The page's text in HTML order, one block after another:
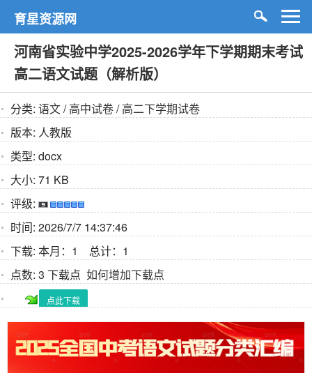
育星资源网
河南省实验中学2025-2026学年下学期期末考试
高二语文试题（解析版）
分类: 语文/高中试卷/高二下学期试卷
版本: 人教版
类型: docx
大小: 71 KB
评级:
时间: 2026/7/7 14:37:46
下载: 本月：1 总计：1
点数: 3 下载点 如何增加下载点
点此下载